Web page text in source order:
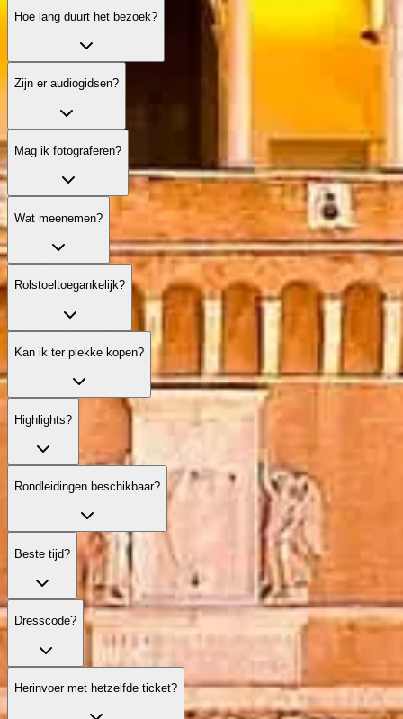
Hoe lang duurt het bezoek?
Zijn er audiogidsen?
Mag ik fotograferen?
Wat meenemen?
Rolstoeltoegankelijk?
Kan ik ter plekke kopen?
Highlights?
Rondleidingen beschikbaar?
Beste tijd?
Dresscode?
Herinvoer met hetzelfde ticket?